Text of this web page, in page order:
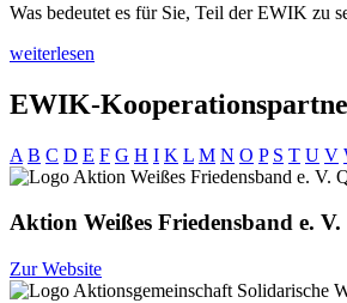
Was bedeutet es für Sie, Teil der EWIK zu
weiterlesen
EWIK-
A B C D E F G H I K L M N O P S T U V
Aktion Weißes Friedensband e. V.
Zur Website